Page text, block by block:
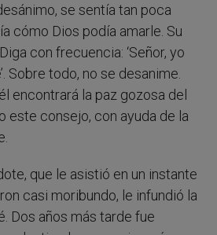
se sentía tan poca
cómo Dios podía amarle. Su
con frecuencia: ‘Señor, yo
Sobre todo, no se desanime.
encontrará la paz gozosa del
este consejo, con ayuda de la
que le asistió en un instante
casi moribundo, le infundió la
Dos años más tarde fue